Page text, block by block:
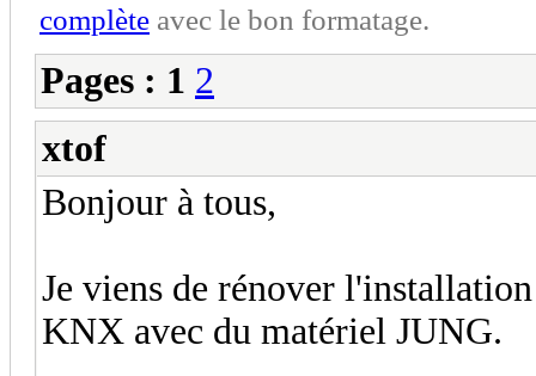
complète avec le bon formatage.
Pages : 1 2
xtof
Bonjour à tous,
Je viens de rénover
KNX avec du matériel JUNG.